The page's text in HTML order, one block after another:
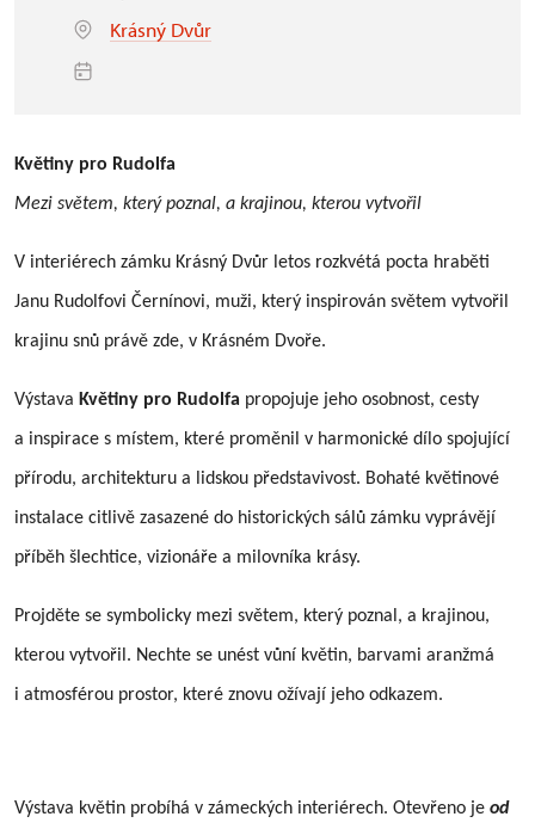
Krásný Dvůr
Květiny pro Rudolfa
Mezi světem, který poznal, a krajinou, kterou vytvořil
V interiérech zámku Krásný Dvůr letos rozkvétá pocta hraběti
Janu Rudolfovi Černínovi, muži, který inspirován světem vytvořil
krajinu snů právě zde, v Krásném Dvoře.
Výstava Květiny pro Rudolfa propojuje jeho osobnost, cesty
a inspirace s místem, které proměnil v harmonické dílo spojující
přírodu, architekturu a lidskou představivost. Bohaté květinové
instalace citlivě zasazené do historických sálů zámku vyprávějí
příběh šlechtice, vizionáře a milovníka krásy.
Projděte se symbolicky mezi světem, který poznal, a krajinou,
kterou vytvořil. Nechte se unést vůní květin, barvami aranžmá
i atmosférou prostor, které znovu ožívají jeho odkazem.
Výstava květin probíhá v zámeckých interiérech. Otevřeno je od